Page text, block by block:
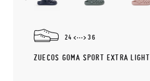
24 36
ZUECOS GOMA SPORT EXTRA LIGHT